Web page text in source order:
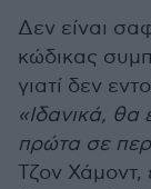
Δεν είναι
κώδικας
γιατί δεν
«Ιδανικά, θα
πρώτα σε
Τζον Χάμοντ,